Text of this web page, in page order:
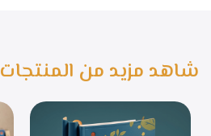
شاهد مزيد من المنتجات